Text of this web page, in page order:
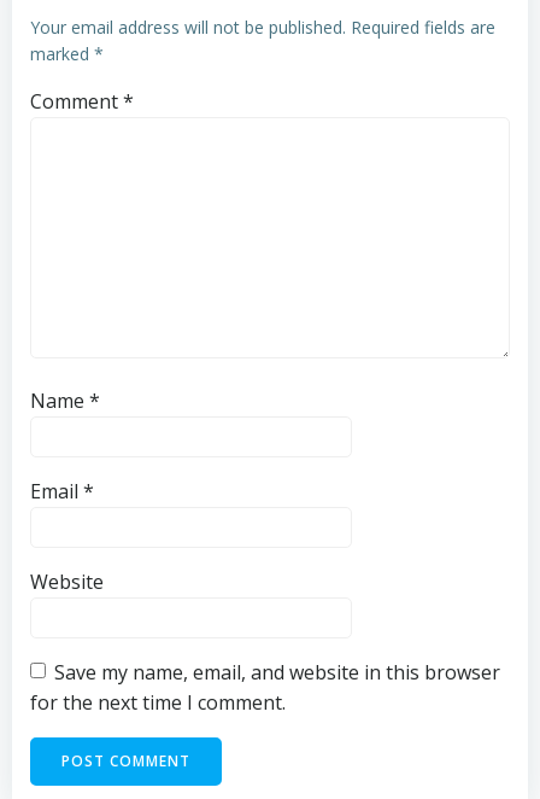
Your email address will not be published. Required fields are
marked *
Comment*
Name *
Email *
Website
Save my name, email, and website in this browser
for the next time I comment.